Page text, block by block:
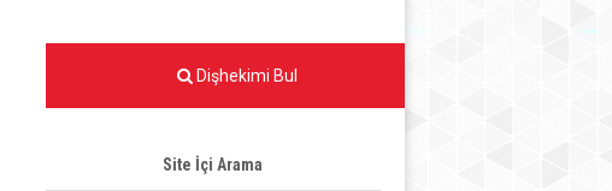
Dişhekimi Bul
Site İçi Arama